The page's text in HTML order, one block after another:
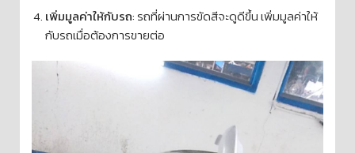
เพิ่มมูลค่าให้กับรถ: รถที่ผ่านการขัดสีจะดูดีขึ้น เพิ่มมูลค่าให้
กับรถเมื่อต้องการขายต่อ